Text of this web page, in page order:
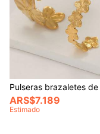
ARS$7.189
Estimado